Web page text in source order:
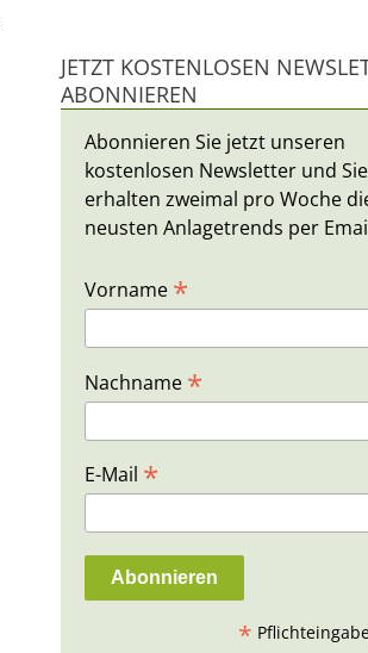
JETZT KOSTENLOSEN
ABONNIEREN
Abonnieren Sie jetzt unseren
kostenlosen Newsletter und Sie
erhalten zweimal pro Woche
neusten Anlagetrends per
Vorname *
Nachname *
E-Mail *
*